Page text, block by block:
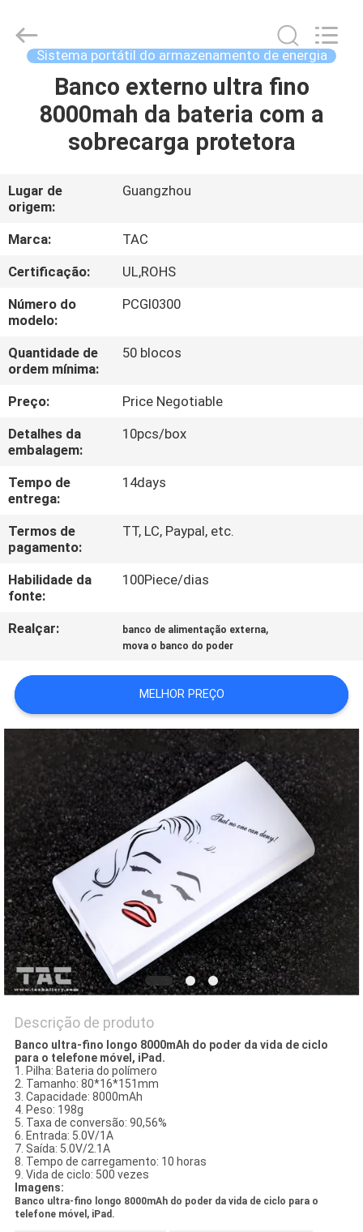
CASA
PRODUTOS
VÍDEOS
SOBRE
NÓS
EXCURSÃO
DA
FÁBRICA
CONTROLE
DA
QUALIDADE
CONTACTE-
NOS
PEÇA
UMAS
CITAÇÕES
MAPA
DO
SITE
PRIVACY
POLICY
New
Energy
TechnologySistema portátil do armazenamento de energia
Banco externo ultra fino
8000mah da bateria com a
sobrecarga protetora
Lugar de
origem:
Guangzhou
Marca:
TAC
Certificação:
UL,ROHS
Número do
modelo:
PCGI0300
Quantidade de
ordem mínima:
50 blocos
Preço:
Price Negotiable
Detalhes da
embalagem:
10pcs/box
Tempo de
entrega:
14days
Termos de
pagamento:
TT, LC, Paypal, etc.
Habilidade da
fonte:
100Piece/dias
Realçar: banco de alimentação externa,
mova o banco do poder
MELHOR PREÇO
Descrição de produto
Banco ultra-fino longo 8000mAh do poder da vida de ciclo
para o telefone móvel, iPad.
1. Pilha: Bateria do polímero
2. Tamanho: 80*16*151mm
3. Capacidade: 8000mAh
4. Peso: 198g
5. Taxa de conversão: 90,56%
6. Entrada: 5.0V/1A
7. Saída: 5.0V/2.1A
8. Tempo de carregamento: 10 horas
9. Vida de ciclo: 500 vezes
Imagens:
Banco ultra-fino longo 8000mAh do poder da vida de ciclo para o
telefone móvel, iPad.